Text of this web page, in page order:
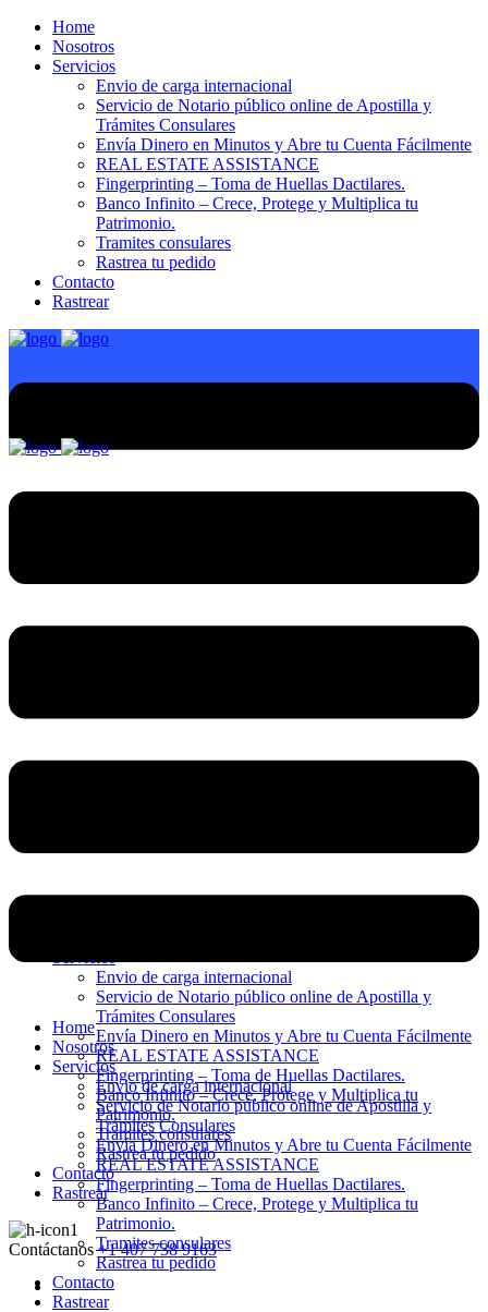
Home
Nosotros
Servicios
Envio de carga internacional
Servicio de Notario público online de Apostilla y
Trámites Consulares
Envía Dinero en Minutos y Abre tu Cuenta Fácilmente
REAL ESTATE ASSISTANCE
Fingerprinting – Toma de Huellas Dactilares.
Banco Infinito – Crece, Protege y Multiplica tu
Patrimonio.
Tramites consulares
Rastrea tu pedido
Contacto
Rastrear
Envio de carga internacional
Servicio de Notario público online de Apostilla y
Trámites Consulares
Envía Dinero en Minutos y Abre tu Cuenta Fácilmente
REAL ESTATE ASSISTANCE
Fingerprinting – Toma de Huellas Dactilares.
Banco Infinito – Crece, Protege y Multiplica tu
Patrimonio.
Tramites consulares
Rastrea tu pedido
Contacto
Rastrear
Contáctanos +1 407 738 9163
Home
Nosotros
Servicios
Envio de carga internacional
Servicio de Notario público online de Apostilla y
Trámites Consulares
Envía Dinero en Minutos y Abre tu Cuenta Fácilmente
REAL ESTATE ASSISTANCE
Fingerprinting – Toma de Huellas Dactilares.
Banco Infinito – Crece, Protege y Multiplica tu
Patrimonio.
Tramites consulares
Rastrea tu pedido
Contacto
Rastrear